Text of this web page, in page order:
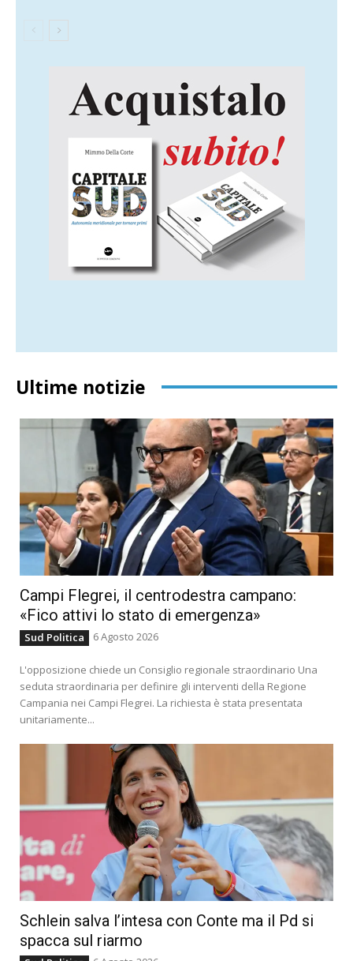
Ultime notizie
Campi Flegrei, il centrodestra campano:
«Fico attivi lo stato di emergenza»
Sud Politica 6 Agosto 2026
L'opposizione chiede un Consiglio regionale straordinario Una
seduta straordinaria per definire gli interventi della Regione
Campania nei Campi Flegrei. La richiesta è stata presentata
unitariamente...
Schlein salva l’intesa con Conte ma il Pd si
spacca sul riarmo